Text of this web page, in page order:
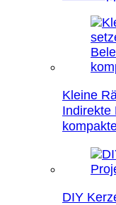
Kleine
Indirekte
DIY